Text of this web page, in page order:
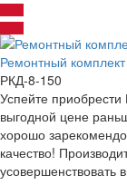
Ремонтный
РКД-8-150
Успейте
выгодной цене
хорошо
качество!
усовершенствовать